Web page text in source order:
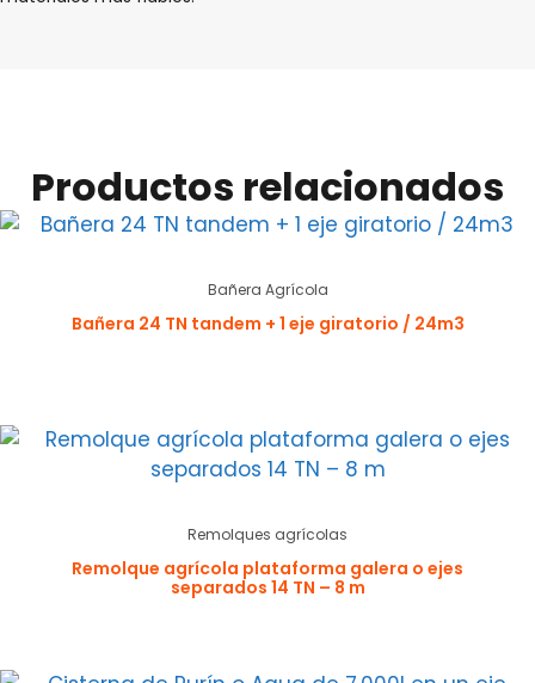
Productos relacionados
Bañera Agrícola
Bañera 24 TN tandem + 1 eje giratorio / 24m3
Remolques agrícolas
Remolque agrícola plataforma galera o ejes
separados 14 TN – 8 m